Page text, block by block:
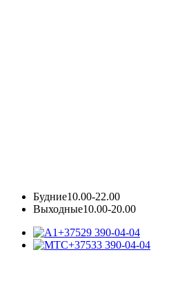
Будние10.00-22.00
Выходные10.00-20.00
+37529 390-04-04
+37533 390-04-04